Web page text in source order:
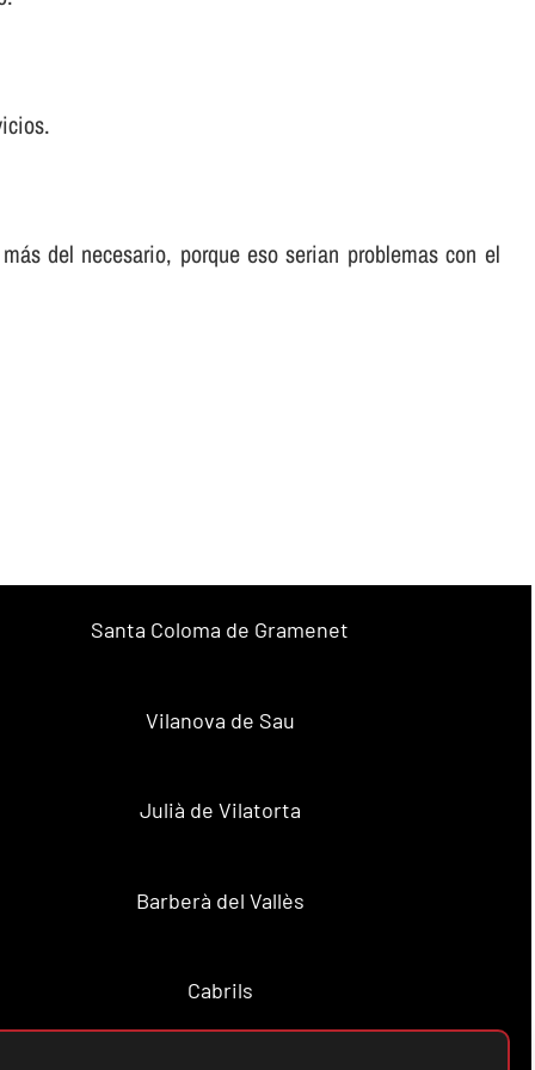
del necesario, porque eso serian problemas con el
Santa Coloma de Gramenet
Vilanova de Sau
Julià de Vilatorta
Barberà del Vallès
Cabrils